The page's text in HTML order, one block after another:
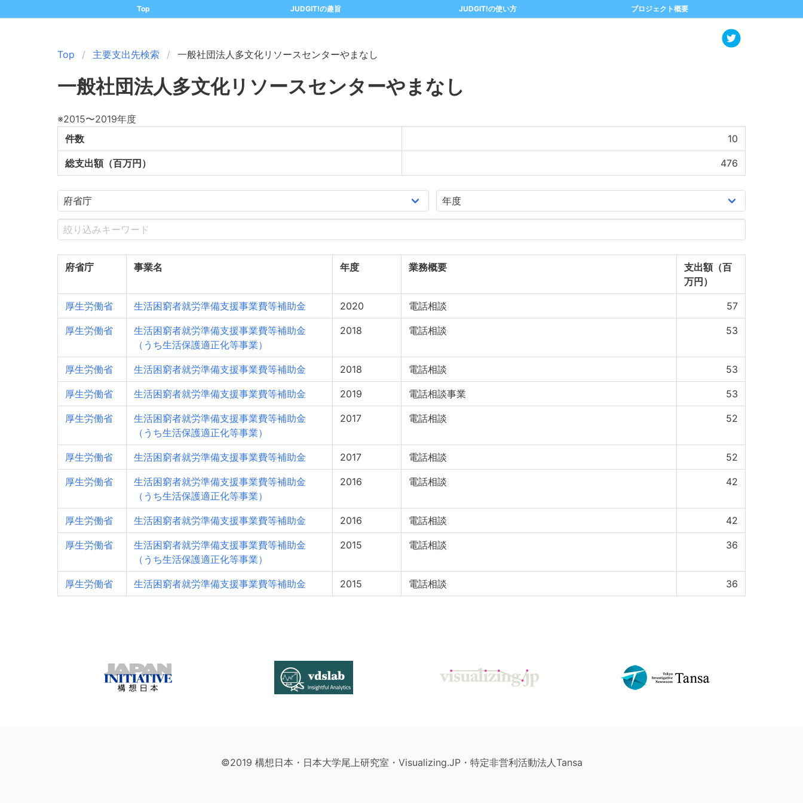
Top JUDGIT!の趣旨 JUDGIT!の使い方 プロジェクト概要
Top 主要支出先検索 一般社団法人多文化リソースセンターやまなし
一般社団法人多文化リソースセンターやまなし
※2015〜2019年度
件数
10
総支出額（百万円） 476
府省庁 事業名 年度 業務概要
支出額（百
万円）
厚生労働省 生活困窮者就労準備支援事業費等補助金 2020 電話相談 57
厚生労働省
生活困窮者就労準備支援事業費等補助金
（うち生活保護適正化等事業）
2018 電話相談 53
厚生労働省 生活困窮者就労準備支援事業費等補助金 2018 電話相談 53
厚生労働省 生活困窮者就労準備支援事業費等補助金 2019 電話相談事業 53
厚生労働省
生活困窮者就労準備支援事業費等補助金
（うち生活保護適正化等事業）
2017 電話相談 52
厚生労働省 生活困窮者就労準備支援事業費等補助金 2017 電話相談 52
厚生労働省
生活困窮者就労準備支援事業費等補助金
（うち生活保護適正化等事業）
2016 電話相談 42
厚生労働省 生活困窮者就労準備支援事業費等補助金 2016 電話相談 42
厚生労働省
生活困窮者就労準備支援事業費等補助金
（うち生活保護適正化等事業）
2015 電話相談 36
厚生労働省 生活困窮者就労準備支援事業費等補助金 2015 電話相談 36
©2019 構想日本・日本大学尾上研究室・Visualizing.JP・特定非営利活動法人Tansa